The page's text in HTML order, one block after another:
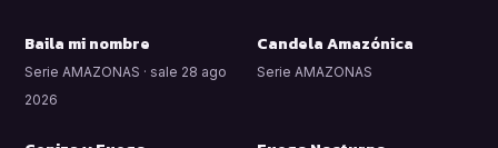
Baila mi nombre
Serie AMAZONAS · sale 28 ago
2026
Candela Amazónica
Serie AMAZONAS